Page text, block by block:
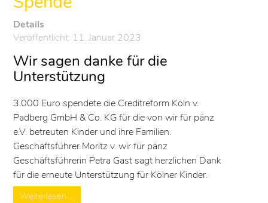
Details
Veröffentlicht: 11. Januar 2023
Wir sagen danke für die
Unterstützung
3.000 Euro spendete die Creditreform Köln v.
Padberg GmbH & Co. KG für die von wir für pänz
e.V. betreuten Kinder und ihre Familien.
Geschäftsführer Moritz v. wir für pänz
Geschäftsführerin Petra Gast sagt herzlichen Dank
für die erneute Unterstützung für Kölner Kinder.
Weiterlesen …